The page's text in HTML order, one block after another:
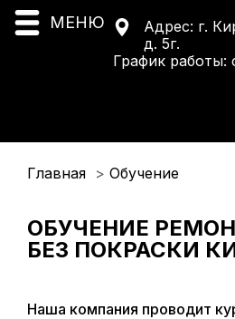
Меню
Прайс
Схема проезда
ремонта
Полировка
Полировка
сколов
МЕНЮ Адрес: г.
д. 5г.
График работы:
Главная Обучение
ОБУЧЕНИЕ
БЕЗ ПОКРАСКИ
Наша компания проводит